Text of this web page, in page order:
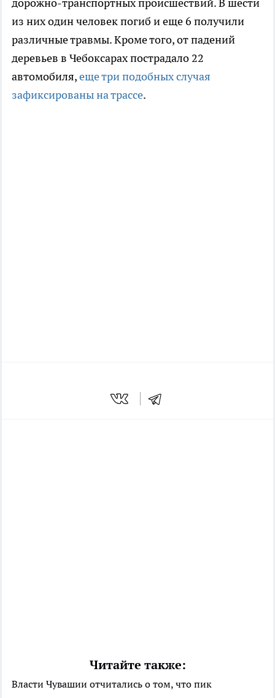
дорожно-транспортных происшествий. В шести
из них один человек погиб и еще 6 получили
различные травмы. Кроме того, от падений
деревьев в Чебоксарах пострадало 22
автомобиля,еще три подобных случая
зафиксированы на трассе.
Читайте также:
Власти Чувашии отчитались о том, что пик